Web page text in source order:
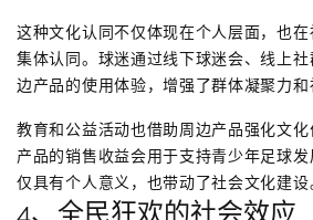
这种文化认同不仅体现在个人层面，也
集体认同。球迷通过线下球迷会、线上
边产品的使用体验，增强了群体凝聚力和
教育和公益活动也借助周边产品强化文
产品的销售收益会用于支持青少年足球
仅具有个人意义，也带动了社会文化建设
4、全民狂欢的社会效应